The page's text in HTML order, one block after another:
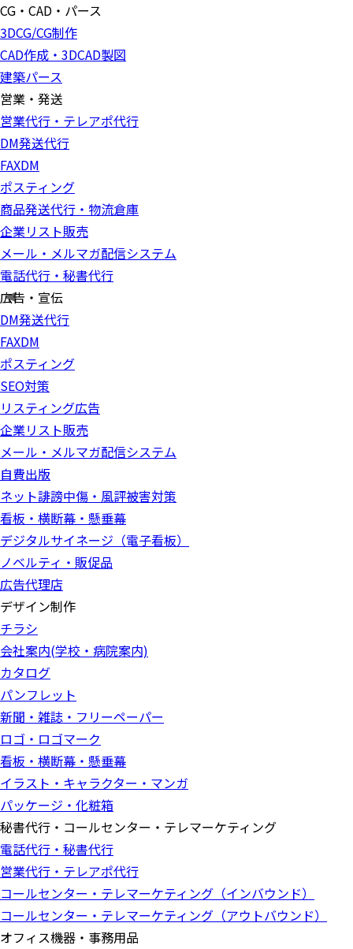
CG・CAD・パース
3DCG/CG制作
CAD作成・3DCAD製図
建築パース
営業・発送
営業代行・テレアポ代行
DM発送代行
FAXDM
ポスティング
商品発送代行・物流倉庫
企業リスト販売
メール・メルマガ配信システム
電話代行・秘書代行
広告・宣伝
DM発送代行
FAXDM
ポスティング
SEO対策
リスティング広告
企業リスト販売
メール・メルマガ配信システム
自費出版
ネット誹謗中傷・風評被害対策
看板・横断幕・懸垂幕
デジタルサイネージ（電子看板）
ノベルティ・販促品
広告代理店
デザイン制作
チラシ
会社案内(学校・病院案内)
カタログ
パンフレット
新聞・雑誌・フリーペーパー
ロゴ・ロゴマーク
看板・横断幕・懸垂幕
イラスト・キャラクター・マンガ
パッケージ・化粧箱
秘書代行・コールセンター・テレマーケティング
電話代行・秘書代行
営業代行・テレアポ代行
コールセンター・テレマーケティング（インバウンド）
コールセンター・テレマーケティング（アウトバウンド）
オフィス機器・事務用品